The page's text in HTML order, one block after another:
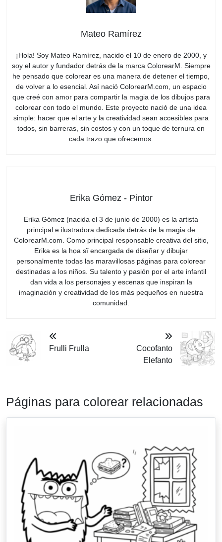
Mateo Ramírez
¡Hola! Soy Mateo Ramírez, nacido el 10 de enero de 2000, y
soy el autor y fundador detrás de la marca ColorearM. Siempre
he pensado que colorear es una manera de detener el tiempo,
de volver a lo esencial. Así nació ColorearM.com, un espacio
que creé con amor para compartir la magia de los dibujos para
colorear con todo el mundo. Este proyecto nació de una idea
simple: hacer que el arte y la creatividad sean accesibles para
todos, sin barreras, sin costos y con un toque de ternura en
cada trazo que ofrecemos.
Erika Gómez - Pintor
Erika Gómez (nacida el 3 de junio de 2000) es la artista
principal e ilustradora dedicada detrás de la magia de
ColorearM.com. Como principal responsable creativa del sitio,
Erika es la họa sĩ encargada de diseñar y dibujar
personalmente todas las maravillosas páginas para colorear
destinadas a los niños. Su talento y pasión por el arte infantil
dan vida a los personajes y escenas que inspiran la
imaginación y creatividad de los más pequeños en nuestra
comunidad.
Frulli Frulla
Cocofanto
Elefanto
Páginas para colorear relacionadas